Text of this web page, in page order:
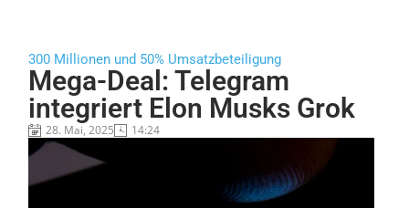
300 Millionen und 50% Umsatzbeteiligung
Mega-Deal: Telegram
integriert Elon Musks Grok
28. Mai, 2025 14:24